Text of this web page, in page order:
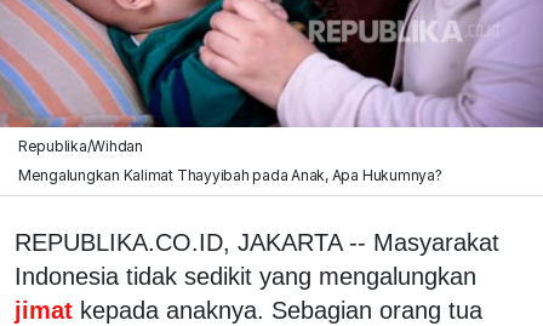
Republika/Wihdan
Mengalungkan Kalimat Thayyibah pada Anak, Apa Hukumnya?
REPUBLIKA.CO.ID, JAKARTA -- Masyarakat
Indonesia tidak sedikit yang mengalungkan
jimat kepada anaknya. Sebagian orang tua